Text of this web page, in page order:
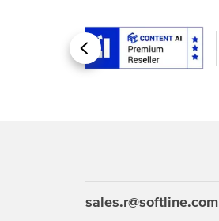
Назад
sales.r@softline.com